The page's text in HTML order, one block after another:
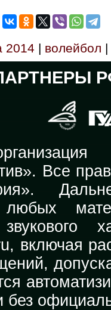
2014 | волейбол |
Все
любых
включая